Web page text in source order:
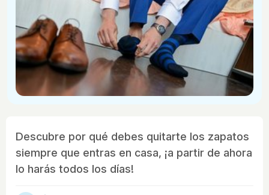
Descubre por qué debes quitarte los zapatos
siempre que entras en casa, ¡a partir de ahora
lo harás todos los días!